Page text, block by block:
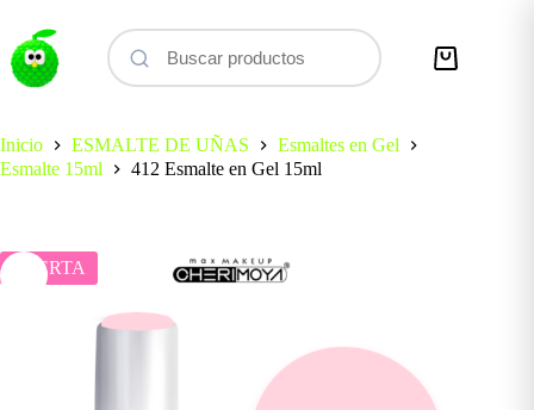
contenido
Carro
Inicio
ESMALTE DE UÑAS
Esmaltes en Gel
Esmalte 15ml
412 Esmalte en Gel 15ml
OFERTA